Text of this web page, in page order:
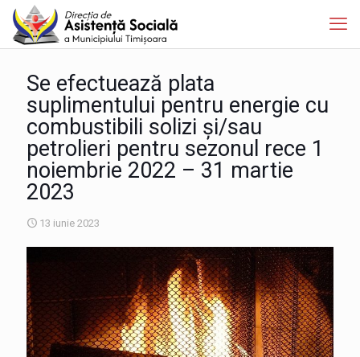
Se efectuează plata
suplimentului pentru energie cu
combustibili solizi şi/sau
petrolieri pentru sezonul rece 1
noiembrie 2022 – 31 martie
2023
13 iunie 2023